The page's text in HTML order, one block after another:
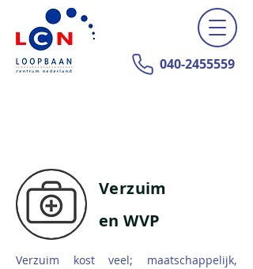
040-2455559
Verzuim
en WVP
Verzuim kost veel; maatschappelijk,